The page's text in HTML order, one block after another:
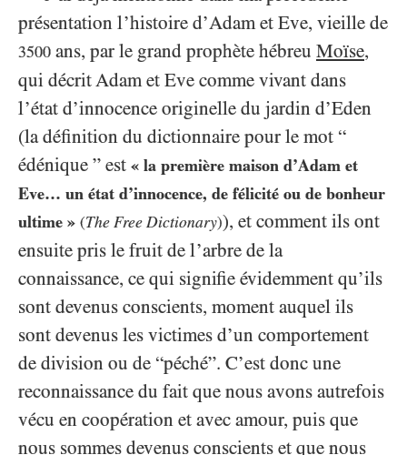
présentation l’histoire d’Adam et Eve, vieille de
3500 ans, par le grand prophète hébreu Moïse,
qui décrit Adam et Eve comme vivant dans
l’état d’innocence originelle du jardin d’Eden
(la définition du dictionnaire pour le mot “
édénique ” est « la première maison d’Adam et
Eve… un état d’innocence, de félicité ou de bonheur
ultime » (The Free Dictionary)), et comment ils ont
ensuite pris le fruit de l’arbre de la
connaissance, ce qui signifie évidemment qu’ils
sont devenus conscients, moment auquel ils
sont devenus les victimes d’un comportement
de division ou de “péché”. C’est donc une
reconnaissance du fait que nous avons autrefois
vécu en coopération et avec amour, puis que
nous sommes devenus conscients et que nous